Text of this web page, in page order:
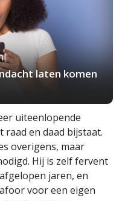
laten komen
uiteenlopende
raad en daad bijstaat.
overigens, maar
Hij is zelf fervent
jaren, en
voor een eigen